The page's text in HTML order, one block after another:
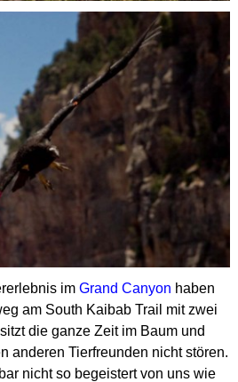
im Grand Canyon haben
am South Kaibab Trail mit zwei
die ganze Zeit im Baum und
anderen Tierfreunden nicht stören.
nicht so begeistert von uns wie